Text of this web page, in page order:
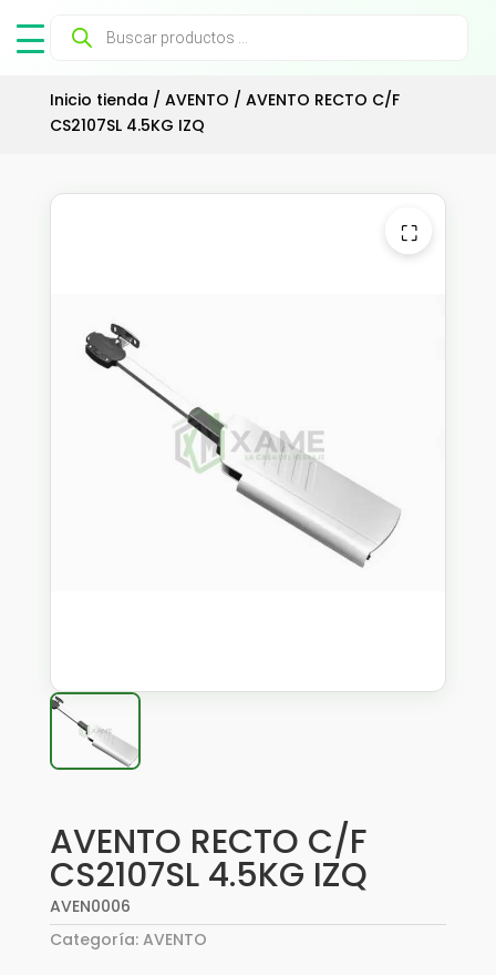
Búsqueda
productos
Inicio tienda / AVENTO / AVENTO RECTO C/F
CS2107SL 4.5KG IZQ
⛶
AVENTO RECTO C/F
CS2107SL 4.5KG IZQ
AVEN0006
Categoría: AVENTO